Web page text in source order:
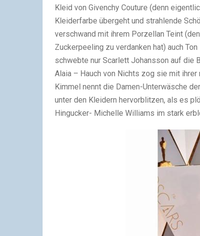
Kleid von Givenchy Couture (denn
Kleiderfarbe übergeht und strahlende
verschwand mit ihrem Porzellan Teint
Zuckerpeeling zu verdanken hat) auch
schwebte nur Scarlett Johansson auf die
Alaia – Hauch von Nichts zog sie mit
Kimmel nennt die Damen-Unterwäsche
unter den Kleidern hervorblitzen, als es
Hingucker- Michelle Williams im stark